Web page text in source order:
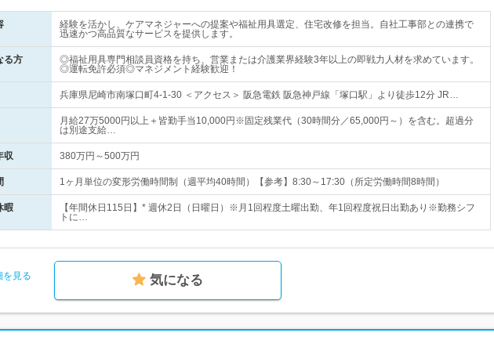
経験を活かし、ケアマネジャーへの提案や福祉用具選定、住宅改修を担当。自社工事部との連携で
迅速かつ高品質なサービスを提供します。
る方
◎福祉用具専門相談員資格を持ち、営業または介護業界経験3年以上の即戦力人材を求めています。
◎運転免許必須◎マネジメント経験歓迎！
兵庫県尼崎市南塚口町4-1-30 ＜アクセス＞ 阪急電鉄 阪急神戸線「塚口駅」より徒歩12分 JR…
月給27万5000円以上＋皆勤手当10,000円※固定残業代（30時間分／65,000円～）を含む。超過分
は別途支給…
収 380万円～500万円
1ヶ月単位の変形労働時間制（週平均40時間）【参考】8:30～17:30（所定労働時間8時間）
暇
【年間休日115日】* 週休2日（日曜日）※月1回程度土曜出勤、年1回程度祝日出勤あり※勤務シフ
トに…
を見る 気になる